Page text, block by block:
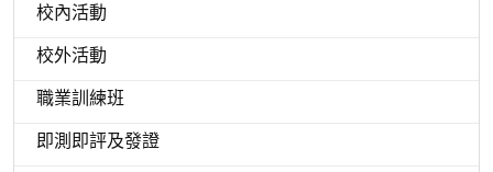
校內活動
校外活動
職業訓練班
即測即評及發證